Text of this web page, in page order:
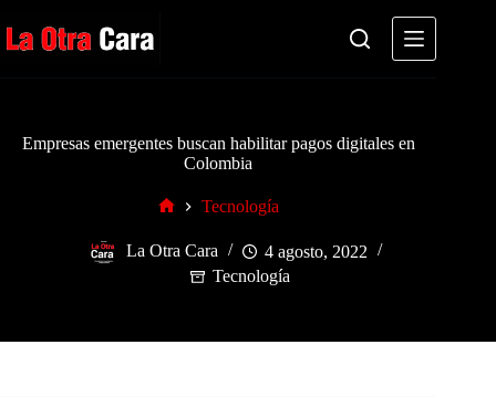
al
contenido
Empresas emergentes buscan habilitar pagos digitales en
Colombia
Tecnología
La Otra Cara
4 agosto, 2022
Tecnología